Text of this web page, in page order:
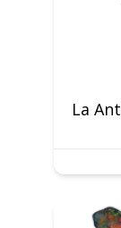
La